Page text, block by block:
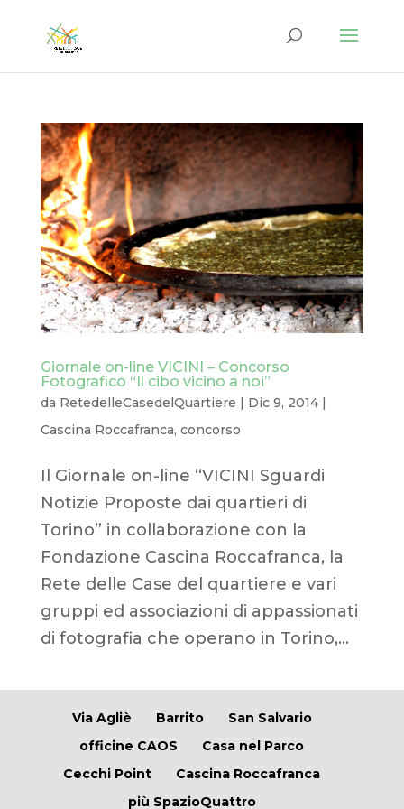
Giornale on-line VICINI – Concorso
Fotografico “Il cibo vicino a noi”
da RetedelleCasedelQuartiere | Dic 9, 2014|
Cascina Roccafranca, concorso
Il Giornale on-line “VICINI Sguardi
Notizie Proposte dai quartieri di
Torino” in collaborazione con la
Fondazione Cascina Roccafranca, la
Rete delle Case del quartiere e vari
gruppi ed associazioni di appassionati
di fotografia che operano in Torino,...
Via Agliè Barrito
San Salvario
officine CAOS
Casa nel Parco
Cecchi Point
Cascina Roccafranca
più SpazioQuattro